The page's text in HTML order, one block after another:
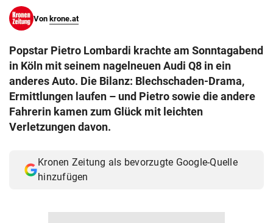
Von krone.at
Popstar Pietro Lombardi krachte am Sonntagabend
in Köln mit seinem nagelneuen Audi Q8 in ein
anderes Auto. Die Bilanz: Blechschaden-Drama,
Ermittlungen laufen – und Pietro sowie die andere
Fahrerin kamen zum Glück mit leichten
Verletzungen davon.
Kronen Zeitung als bevorzugte Google-Quelle
hinzufügen